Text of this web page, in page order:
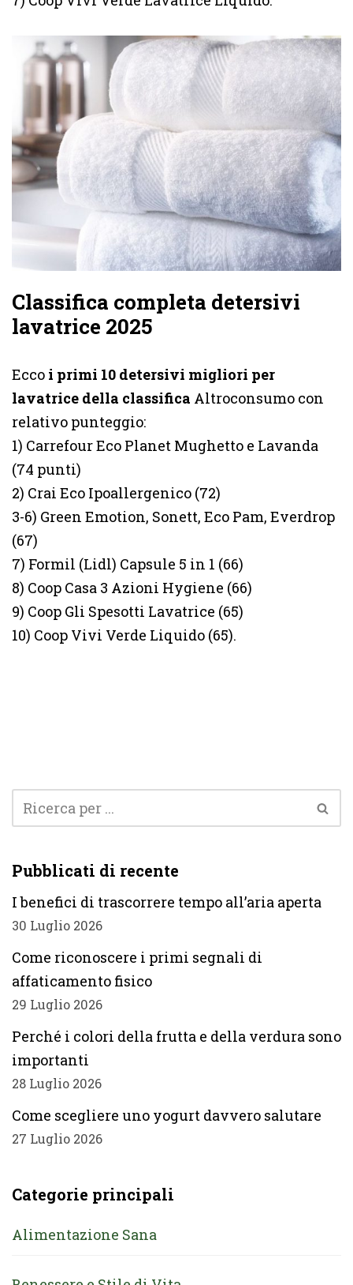
Classifica completa detersivi
lavatrice 2025
Ecco i primi 10 detersivi migliori per
lavatrice della classifica Altroconsumo con
relativo punteggio:
1) Carrefour Eco Planet Mughetto e Lavanda
(74 punti)
2) Crai Eco Ipoallergenico (72)
3-6) Green Emotion, Sonett, Eco Pam, Everdrop
(67)
7) Formil (Lidl) Capsule 5 in 1 (66)
8) Coop Casa 3 Azioni Hygiene (66)
9) Coop Gli Spesotti Lavatrice (65)
10) Coop Vivi Verde Liquido (65).
Pubblicati di recente
I benefici di trascorrere tempo all’aria aperta
30 Luglio 2026
Come riconoscere i primi segnali di
affaticamento fisico
29 Luglio 2026
Perché i colori della frutta e della verdura sono
importanti
28 Luglio 2026
Come scegliere uno yogurt davvero salutare
27 Luglio 2026
Categorie principali
Alimentazione Sana